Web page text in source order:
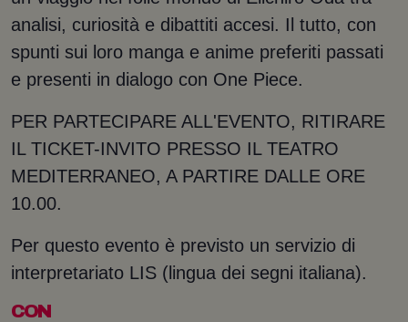
analisi, curiosità e dibattiti accesi. Il tutto, con
spunti sui loro manga e anime preferiti passati
e presenti in dialogo con One Piece.
PER PARTECIPARE ALL'EVENTO, RITIRARE
IL TICKET-INVITO PRESSO IL TEATRO
MEDITERRANEO, A PARTIRE DALLE ORE
10.00.
Per questo evento è previsto un servizio di
interpretariato LIS (lingua dei segni italiana).
CON